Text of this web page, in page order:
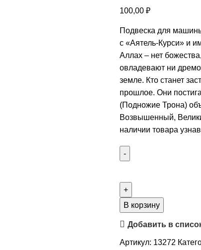
100,00 ₽
Подвеска для
с «Аятель-Курси» и
Аллах – нет
овладевают ни
земле. Кто станет
прошлое. Они
(Подножие Трона)
Возвышенный,
наличии товара
В корзину
Добавить в
Артикул: 13272